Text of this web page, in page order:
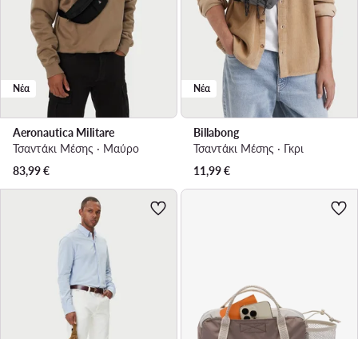
Νέα
Aeronautica Militare
Τσαντάκι Μέσης · Μαύρο
83,99€
Νέα
Billabong
Τσαντάκι Μέσης · Γκρι
11,99€